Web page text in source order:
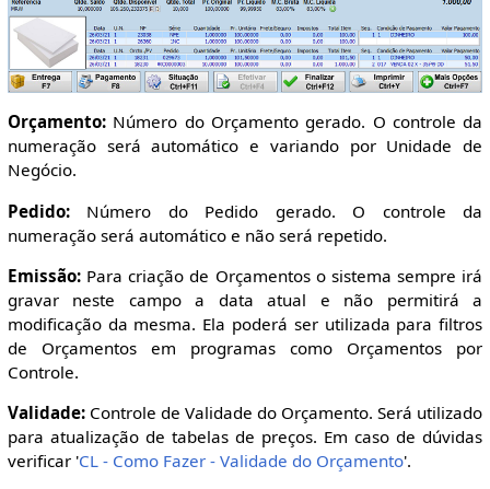
Orçamento: Número do Orçamento gerado. O controle da
numeração será automático e variando por Unidade de
Negócio.
Pedido:Número do Pedido gerado. O controle da
numeração será automático e não será repetido.
Emissão: Para criação de Orçamentos o sistema sempre irá
gravar neste campo a data atual e não permitirá a
modificação da mesma. Ela poderá ser utilizada para filtros
de Orçamentos em programas como Orçamentos por
Controle.
Validade: Controle de Validade do Orçamento. Será utilizado
para atualização de tabelas de preços. Em caso de dúvidas
verificar 'CL - Como Fazer - Validade do Orçamento'.